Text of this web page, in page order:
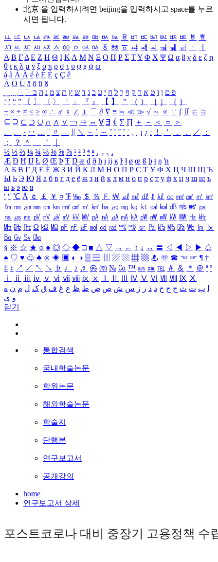
北京 을 입력하시려면 beijing을 입력하시고 space를 누르
시면 됩니다.
ㅥ ㅦ ㅧ ㅨ ㅩ ㅪ ㅫ ㅬ ㅭ ㅮ ㅯ ㅰ ㅱ ㅲ ㅳ ㅴ ㅵ ㅶ ㅷ ㅸ
ㅹ
ㅺ ㅻ ㅼ ㅽ ㅾ ㅿ ㆀ ㆁ ㆂ ㆃ ㆄ ㆅ ㆆ ㆇ ㆈ ㆉ ㆊ ㆋ ㆌ ㆍ
ㆎ
Α Β ΓΔ Ε Ζ Η Θ Ι ΚΛ Μ Ν Ξ Ο Π Ρ Σ ΤΥ Φ Χ Ψ Ω α β γ δ ε ζ η
θ ι κ λ μ ν ξ ο π ρ σ τ υ φ χ ψ ω
á à Á À é è É È ç Ç ê
Ä Ö Ü ä ö ü ß
ִֶֹ ֻּ ׁׂ פ ם ן ו ט א ר ק ף ך ל ח י ע כ ג ד ש ץ ת צ מ נ ה ב
‘ ’ “ ” 〔 〕 〈 〉 「 」 『 』 【 】 ＂ （ ） ［ ］ ｛ ｝
± × ÷ ≠ ≤ ≥ ∞ ∴ ♂ ♀ ∠ ⊥ ⌒ ∂ ∇ ≡ ≒ ≪ ≫ √ ∽ ∝ ∵ ∫ ∬ ∈ ∋
⊆ ⊇ ⊂ ⊃ ∪ ∩ ∧ ∨ ￢ ⇒ ⇔ ∀ ∃ ∮ ∑ ∏ ＋ － ＜ ＝
＞
、
。 · ‥ … ¨ 〃 ― ＼ ∼ ´ ～ ˇ ˘ ˝ ˚ ˙ ¸ ¡ ¿ ː ！ ＇ ， ． ／
：
；
？ ＾ ｀
½ ⅓ ⅔ ¼ ¾ ⅛ ⅜ ⅝ ⅞ ¹ ² ³ ⁴ ⁿ ₁ ₂ ₃ ₄
Æ Ð Ħ Ĳ Ł Ø Œ Þ Ŧ Ŋ æ đ ð ħ ı ĳ ĸ ŀ ł ø œ ß þ ŧ ŋ ŉ
А Б В Г Д Е Ё Ж З И Й К Л М Н О П Р С Т У Ф Х Ц Ч Ш Щ Ъ
Ы Ь Э Ю Я а б в г д е ё ж з и й к л м н о п р с т у ф х ц ч ш щ ъ
ы ь э ю я
′ ″ ℃ Å ￠ ￡ ￥ ¤ ℉ ‰ ＄ ％ Ｆ ￦ ㎕ ㎖ ㎗ ℓ ㎘ ㏄ ㎣ ㎤ ㎥ ㎦
㎙ ㎚ ㎛ ㎜ ㎝ ㎞ ㎟ ㎠ ㎡ ㎢ ㏊ ㎍ ㎎ ㎏ ㏏ ㎈ ㎉ ㏈ ㎧ ㎨ ㎰
㎱ ㎲ ㎳ ㎴ ㎵ ㎶ ㎷ ㎸ ㎹ ㎀ ㎁ ㎂ ㎃ ㎄ ㎺ ㎻ ㎽ ㎾ ㎿ ㎐ ㎑
㎒ ㎓ ㎔ Ω ㏀ ㏁ ㎊ ㎋ ㎌ ㏖ ㏅ ㎭ ㎮ ㎯ ㏛ ㎩ ㎪ ㎫ ㎬ ㏝ ㏐
㏓
㏃ ㏉ ㏜ ㏆
§ ※ ☆ ★ ○ ● ◎ ◇ ◆ □ ■ △ ▽ → ← ↑ ↓ ↔ 〓 ◁ ◀ ▷ ▶ ♤
♠ ♡ ♥ ♧ ♣ ⊙ ◈ ▣ ◐ ◑ ▒ ▤ ▨ ▧ ▦ ▩ ♨ ☏ ☎ ☜ ☞ ¶ †
‡ ↕ ↗ ↙ ↖ ↘ ♭ ♩ ♪ ♬ ㉿ ㈜ № ㏇ ™ ㏂ ㏘ ℡ ＃ ＆ ＊ ＠ ª º
ⅰ
ⅱ ⅲ ⅳ ⅴ ⅵ ⅶ ⅷ ⅸ ⅹ Ⅳ Ⅴ Ⅵ Ⅶ Ⅷ Ⅸ Ⅹ
ب ت ث ج ح خ د ذ ر ز س ش ص ض ط ظ ع غ ف ق ک ل م ن ه
و ی
닫기
통합검색
국내학술논문
학위논문
해외학술논문
학술지
단행본
연구보고서
공개강의
home
연구보고서 상세
포스트코로나 대비 중장기 고용정책 수